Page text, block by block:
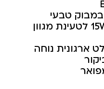
טבעי
מטען אלחוטי פנימי עד 15W לטעינת מגוון
ארגונית נוחה